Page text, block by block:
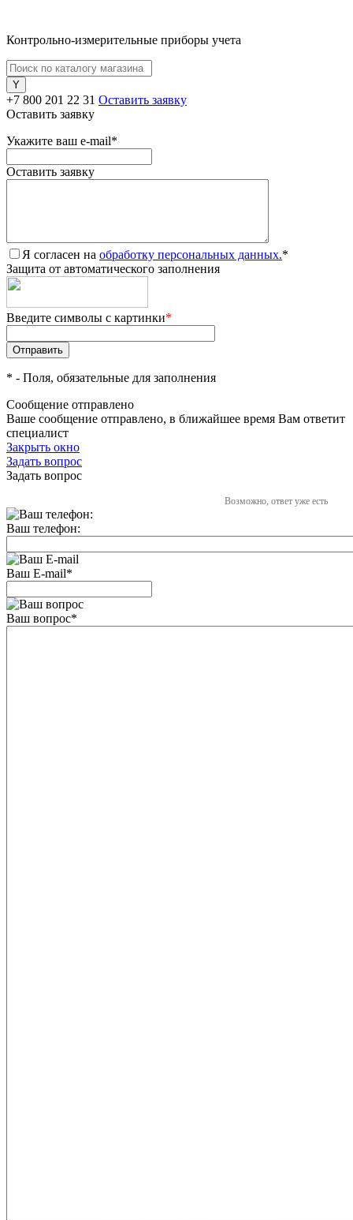
Контрольно-измерительные приборы учета
+7 800 201 22 31 Оставить заявку
Оставить заявку
Укажите ваш e-mail*
Оставить заявку
Я согласен на обработку персональных данных.*
Защита от автоматического заполнения
Введите символы с картинки*
* - Поля, обязательные для заполнения
Сообщение отправлено
Ваше сообщение отправлено, в ближайшее время Вам ответит
специалист
Закрыть окно
Задать вопрос
Задать вопрос
Возможно, ответ уже есть
Ваш телефон:
Ваш E-mail*
Ваш вопрос*